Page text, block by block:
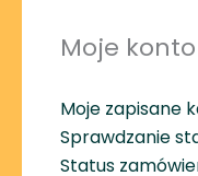
Moje konto
Moje zapisane
Sprawdzanie
Status